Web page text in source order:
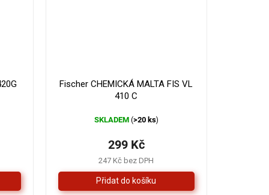
Fischer CHEMICKÁ MALTA FIS VL
410 C
SKLADEM (>20 ks)
247 Kč bez DPH
299 Kč